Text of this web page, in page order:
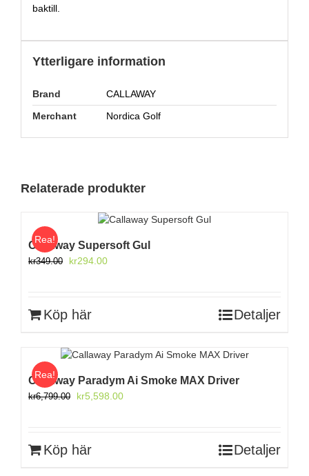
baktill.
Ytterligare information
Brand
CALLAWAY
Merchant
Nordica Golf
Relaterade produkter
Rea!
Callaway Supersoft Gul
kr349.00
Det
kr349.00.
kr294.00Det
Köp här Detaljer
Rea!
Callaway Paradym Ai Smoke MAX Driver
kr6,799.00
Det
kr6,799.00.
kr5,598.00Det
Köp här Detaljer